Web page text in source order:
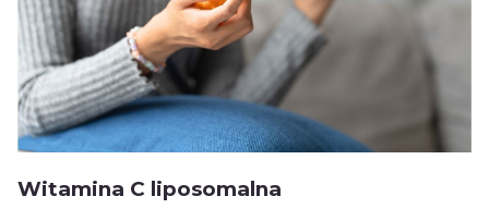
Witamina C liposomalna